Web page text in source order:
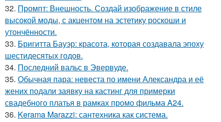
32. Промпт: Внешность. Создай изображение в стиле
высокой моды, с акцентом на эстетику роскоши и
утончённости.
33. Бригитта Бауэр: красота, которая создавала эпоху
шестидесятых годов.
34. Последний вальс в Эвервуде.
35. Обычная пара: невеста по имени Александра и её
жених подали заявку на кастинг для примерки
свадебного платья в рамках промо фильма A24.
36. Kerama Marazzi: сантехника как система.